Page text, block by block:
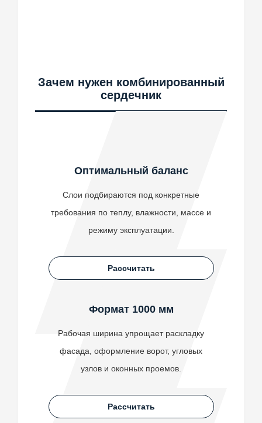
Зачем нужен комбинированный
сердечник
Оптимальный баланс
Слои подбираются под конкретные
требования по теплу, влажности, массе и
режиму эксплуатации.
Рассчитать
Формат 1000 мм
Рабочая ширина упрощает раскладку
фасада, оформление ворот, угловых
узлов и оконных проемов.
Рассчитать